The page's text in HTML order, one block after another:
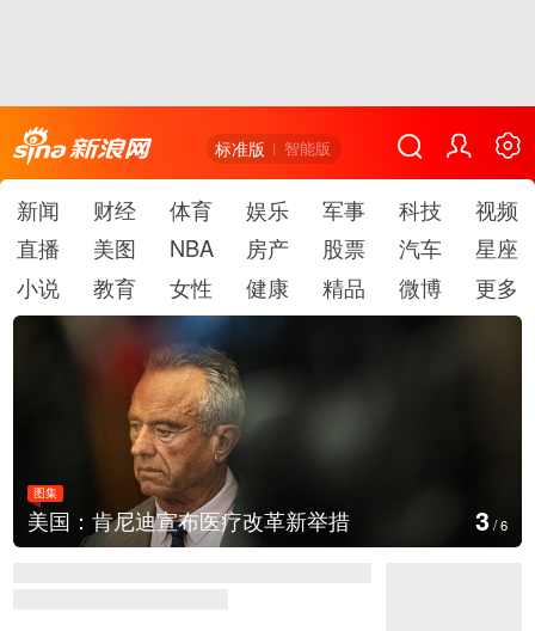
标准版 智能版
新闻 财经 体育 娱乐 军事 科技
视频
直播
美图 NBA 房产 股票 汽车
星座
小说
教育 女性 健康 精品 微博 更多
图集
美国：肯尼迪宣布医疗改革新举措 3 /6